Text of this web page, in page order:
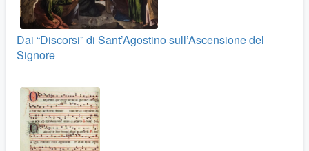
Dai “Discorsi” di Sant’Agostino sull’Ascensione del
Signore